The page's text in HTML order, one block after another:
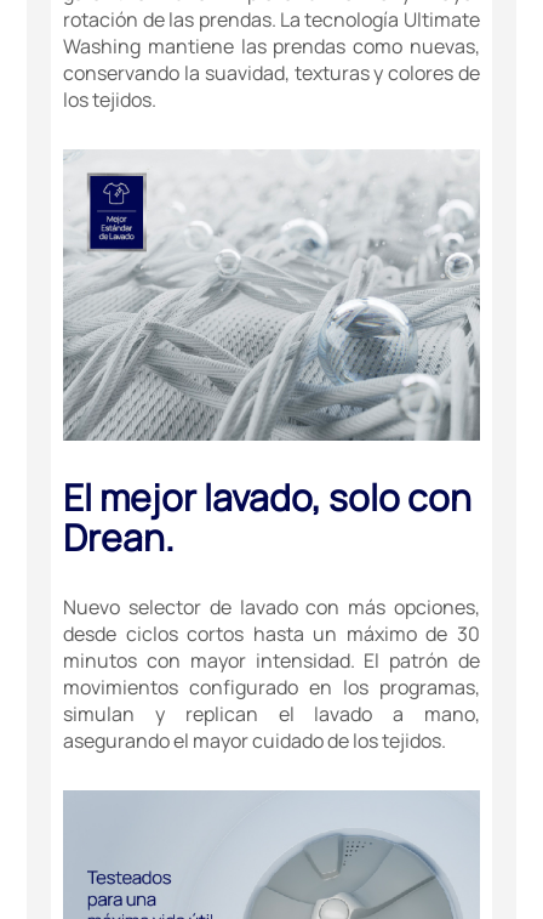
rotación de las prendas. La tecnología Ultimate
Washing mantiene las prendas como nuevas,
conservando la suavidad, texturas y colores de
los tejidos.
El mejor lavado, solo con
Drean.
Nuevo selector de lavado con más opciones,
desde ciclos cortos hasta un máximo de 30
minutos con mayor intensidad. El patrón de
movimientos configurado en los programas,
simulan y replican el lavado a mano,
asegurando el mayor cuidado de los tejidos.